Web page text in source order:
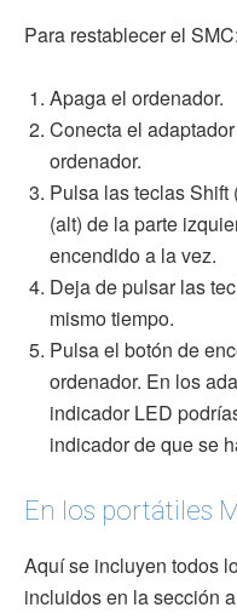
Para restablecer el SMC:
Apaga el ordenador.
Conecta el
ordenador.
Pulsa las teclas Shift
(alt) de la parte
encendido a la vez.
Deja de pulsar las
mismo tiempo.
Pulsa el botón de
ordenador. En los
indicador LED
indicador de que se
En los portátiles
Aquí se incluyen todos
incluidos en la sección